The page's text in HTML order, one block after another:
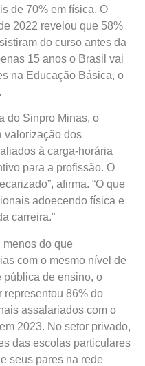
de 70% em física. O
2022 revelou que 58%
do curso antes da
15 anos o Brasil vai
na Educação Básica, o
do Sinpro Minas, o
valorização dos
à carga-horária
para a profissão. O
afirma. “O que
adoecendo física e
carreira.”
menos do que
com o mesmo nível de
pública de ensino, o
representou 86% do
assalariados com o
2023. No setor privado,
das escolas particulares
seus pares na rede